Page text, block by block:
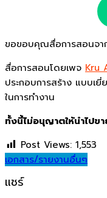
ขอขอบคุณสื่อการสอนจา
สื่อการสอนโดยเพจ Kru
ประกอบการสร้าง แบบเ
ในการทำงาน
ทั้งนี้ไม่อนุญาตให้นำไปข
Post Views: 1,553
เอกสาร/รายงานอื่นๆ
แชร์